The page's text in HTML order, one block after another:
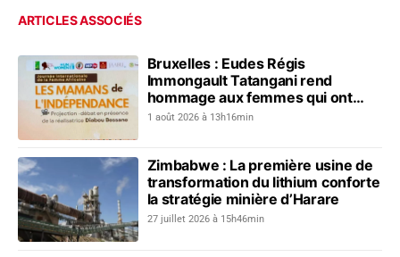
ARTICLES ASSOCIÉS
Bruxelles : Eudes Régis
Immongault Tatangani rend
hommage aux femmes qui ont
écrit l’histoire des indépendances
1 août 2026 à 13h16min
Zimbabwe : La première usine de
transformation du lithium conforte
la stratégie minière d’Harare
27 juillet 2026 à 15h46min